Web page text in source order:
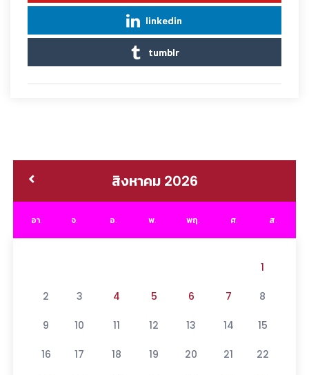
linkedin
tumblr
สิงหาคม 2026
อา. จ. อ. พ. พฤ. ศ. ส.
1
2 3 4 5 6 7 8
9 10 11 12 13 14 15
16 17 18 19 20 21 22